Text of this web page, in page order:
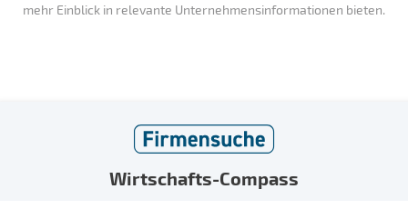
mehr Einblick in relevante Unternehmensinformationen bieten.
Wirtschafts-Compass